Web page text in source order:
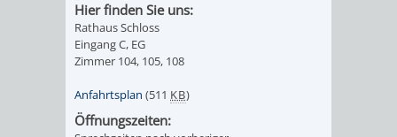
Hier finden Sie uns:
Rathaus Schloss
Eingang C, EG
Zimmer 104, 105, 108
Anfahrtsplan (511 KB)
Öffnungszeiten: